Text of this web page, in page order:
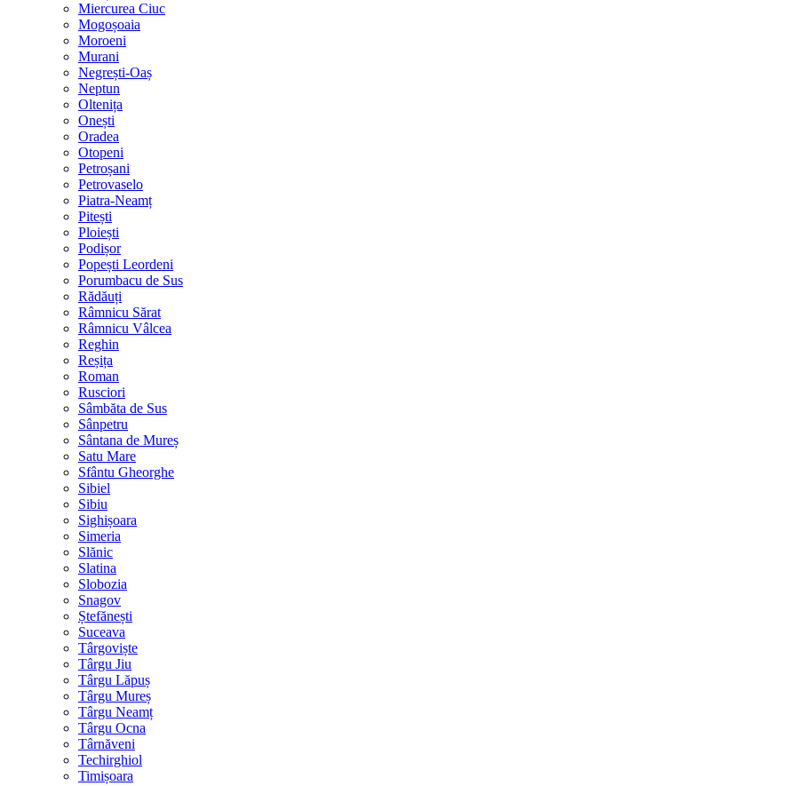
Miercurea Ciuc
Mogoșoaia
Moroeni
Murani
Negrești-Oaș
Neptun
Oltenița
Onești
Oradea
Otopeni
Petroșani
Petrovaselo
Piatra-Neamț
Pitești
Ploiești
Podișor
Popești Leordeni
Porumbacu de Sus
Rădăuți
Râmnicu Sărat
Râmnicu Vâlcea
Reghin
Reșița
Roman
Rusciori
Sâmbăta de Sus
Sânpetru
Sântana de Mureș
Satu Mare
Sfântu Gheorghe
Sibiel
Sibiu
Sighișoara
Simeria
Slănic
Slatina
Slobozia
Snagov
Ștefănești
Suceava
Târgoviște
Târgu Jiu
Târgu Lăpuș
Târgu Mureș
Târgu Neamț
Târgu Ocna
Târnăveni
Techirghiol
Timișoara